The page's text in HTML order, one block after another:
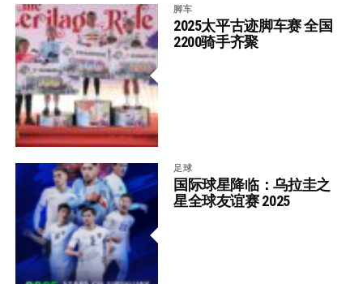
脚车
2025太平古迹脚车赛 全国
2200骑手齐聚
足球
国际球星降临：乌拉圭之
星全球友谊赛 2025